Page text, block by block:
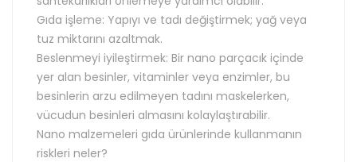
Gıda işleme: Yapıyı ve tadı değiştirmek; yağ veya
tuz miktarını azaltmak.
Beslenmeyi iyileştirmek: Bir nano parçacık içinde
yer alan besinler, vitaminler veya enzimler, bu
besinlerin arzu edilmeyen tadını maskelerken,
vücudun besinleri almasını kolaylaştırabilir.
Nano malzemeleri gıda ürünlerinde kullanmanın
riskleri neler?